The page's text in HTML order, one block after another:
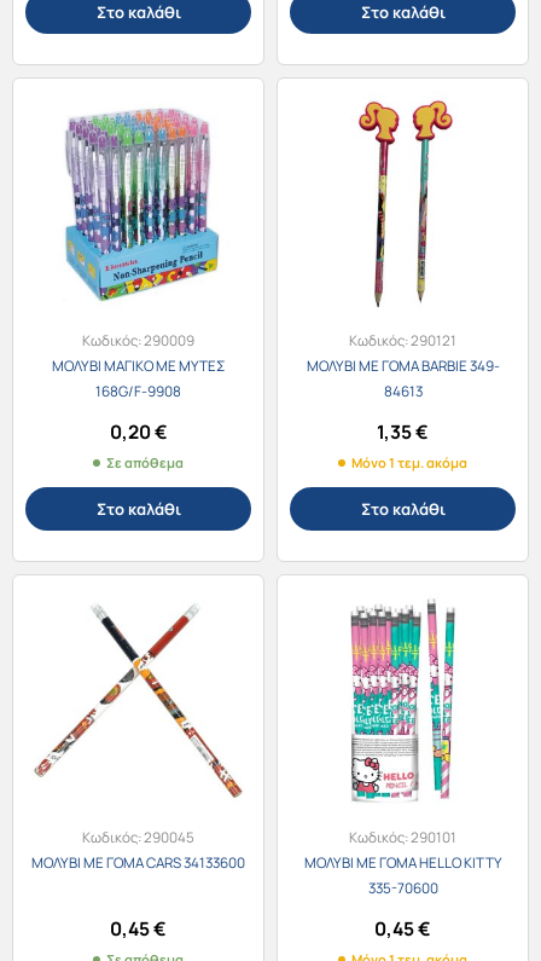
Στο καλάθι Στο καλάθι
Κωδικός:290009
ΜΟΛΥΒΙ ΜΑΓΙΚΟ ΜΕ ΜΥΤΕΣ
168G/F-9908
0,20€
Σε απόθεμα
Στο καλάθι
Κωδικός:290121
ΜΟΛΥΒΙ ΜΕ ΓΟΜΑ BARBIE 349-
84613
1,35€
Μόνο 1 τεμ. ακόμα
Στο καλάθι
Κωδικός:290045
ΜΟΛΥΒΙ ΜΕ ΓΟΜΑ CARS 34133600
0,45€
Κωδικός:290101
ΜΟΛΥΒΙ ΜΕ ΓΟΜΑ HELLO KITTY
335-70600
0,45€